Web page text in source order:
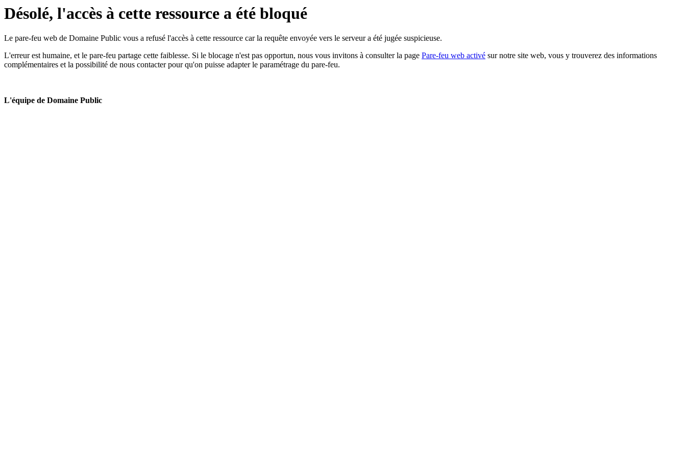
Désolé, l'accès à cette ressource a été bloqué
Le pare-feu web de Domaine Public vous a refusé l'accès à cette ressource car la requête envoyée vers le serveur a été jugée suspicieuse.
L'erreur est humaine, et le pare-feu partage cette faiblesse. Si le blocage n'est pas opportun, nous vous invitons à consulter la page Pare-feu web activé sur notre site web, vous y trouverez des informations
complémentaires et la possibilité de nous contacter pour qu'on puisse adapter le paramétrage du pare-feu.
L'équipe de Domaine Public